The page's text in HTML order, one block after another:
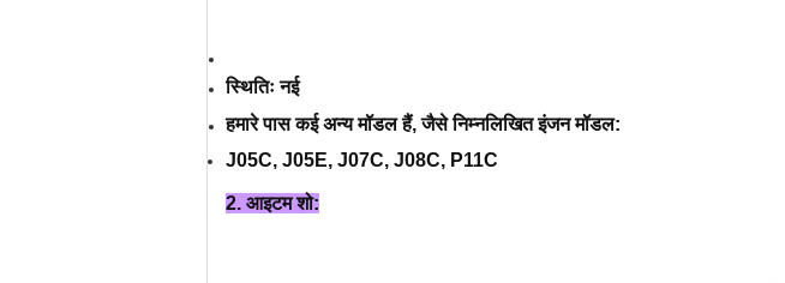
स्थितिः नई
हमारे पास कई अन्य मॉडल हैं, जैसे निम्नलिखित इंजन मॉडल:
J05C, J05E, J07C, J08C, P11C
2. आइटम शो: